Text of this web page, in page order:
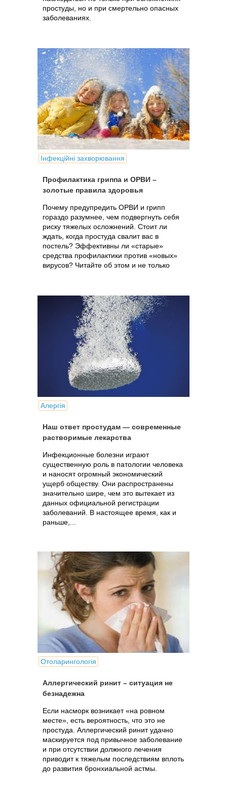
простуды, но и при смертельно опасных
заболеваниях.
Інфекційні захворювання
Профилактика гриппа и ОРВИ –
золотые правила здоровья
Почему предупредить ОРВИ и грипп
гораздо разумнее, чем подвергнуть себя
риску тяжелых осложнений. Стоит ли
ждать, когда простуда свалит вас в
постель? Эффективны ли «старые»
средства профилактики против «новых»
вирусов? Читайте об этом и не только
Алергія
Наш ответ простудам — современные
растворимые лекарства
Инфекционные болезни играют
существенную роль в патологии человека
и наносят огромный экономический
ущерб обществу. Они распространены
значительно шире, чем это вытекает из
данных официальной регистрации
заболеваний. В настоящее время, как и
раньше,...
Отоларингологія
Аллергический ринит – ситуация не
безнадежна
Если насморк возникает «на ровном
месте», есть вероятность, что это не
простуда. Аллергический ринит удачно
маскируется под привычное заболевание
и при отсутствии должного лечения
приводит к тяжелым последствиям вплоть
до развития бронхиальной астмы.